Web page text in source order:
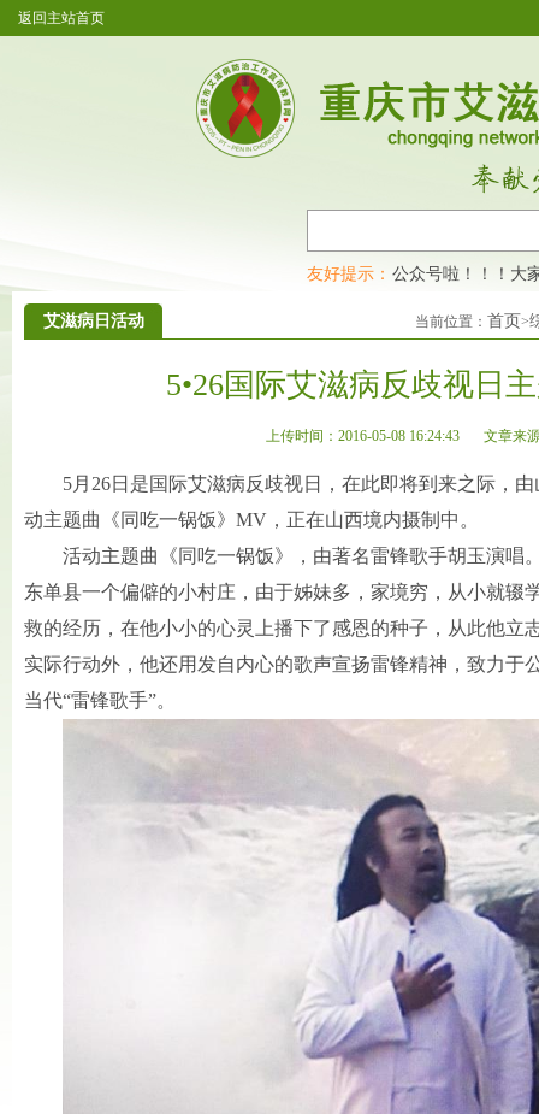
返回主站首页
友好提示：
重庆市艾滋病防治工作宣传教育网开通公众号啦！！！大
艾滋病日活动 当前位置： 首页 >
5•26国际艾滋病反歧视日
上传时间：2016-05-08 16:24:43 文章来
5月26日是国际艾滋病反歧视日，在此即将到来之际，
动主题曲《同吃一锅饭》MV，正在山西境内摄制中。
活动主题曲《同吃一锅饭》，由著名雷锋歌手胡玉演唱
东单县一个偏僻的小村庄，由于姊妹多，家境穷，从小就辍
救的经历，在他小小的心灵上播下了感恩的种子，从此他立
实际行动外，他还用发自内心的歌声宣扬雷锋精神，致力于
当代“雷锋歌手”。